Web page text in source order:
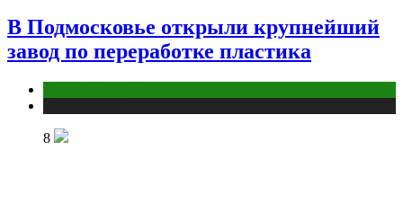
В Подмосковье открыли крупнейший
завод по переработке пластика
8